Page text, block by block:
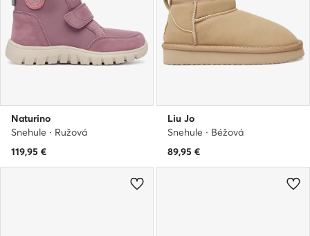
Naturino
Snehule · Ružová
119,95 €
Liu Jo
Snehule · Béžová
89,95 €